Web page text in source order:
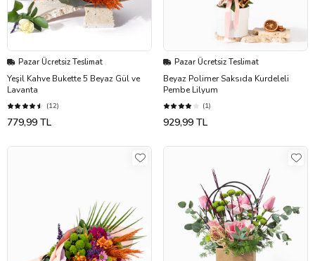
Pazar Ücretsiz Teslimat
Yeşil Kahve Bukette 5 Beyaz Gül ve
Lavanta
(12)
779,99 TL
Pazar Ücretsiz Teslimat
Beyaz Polimer Saksıda Kurdeleli
Pembe Lilyum
(1)
929,99 TL